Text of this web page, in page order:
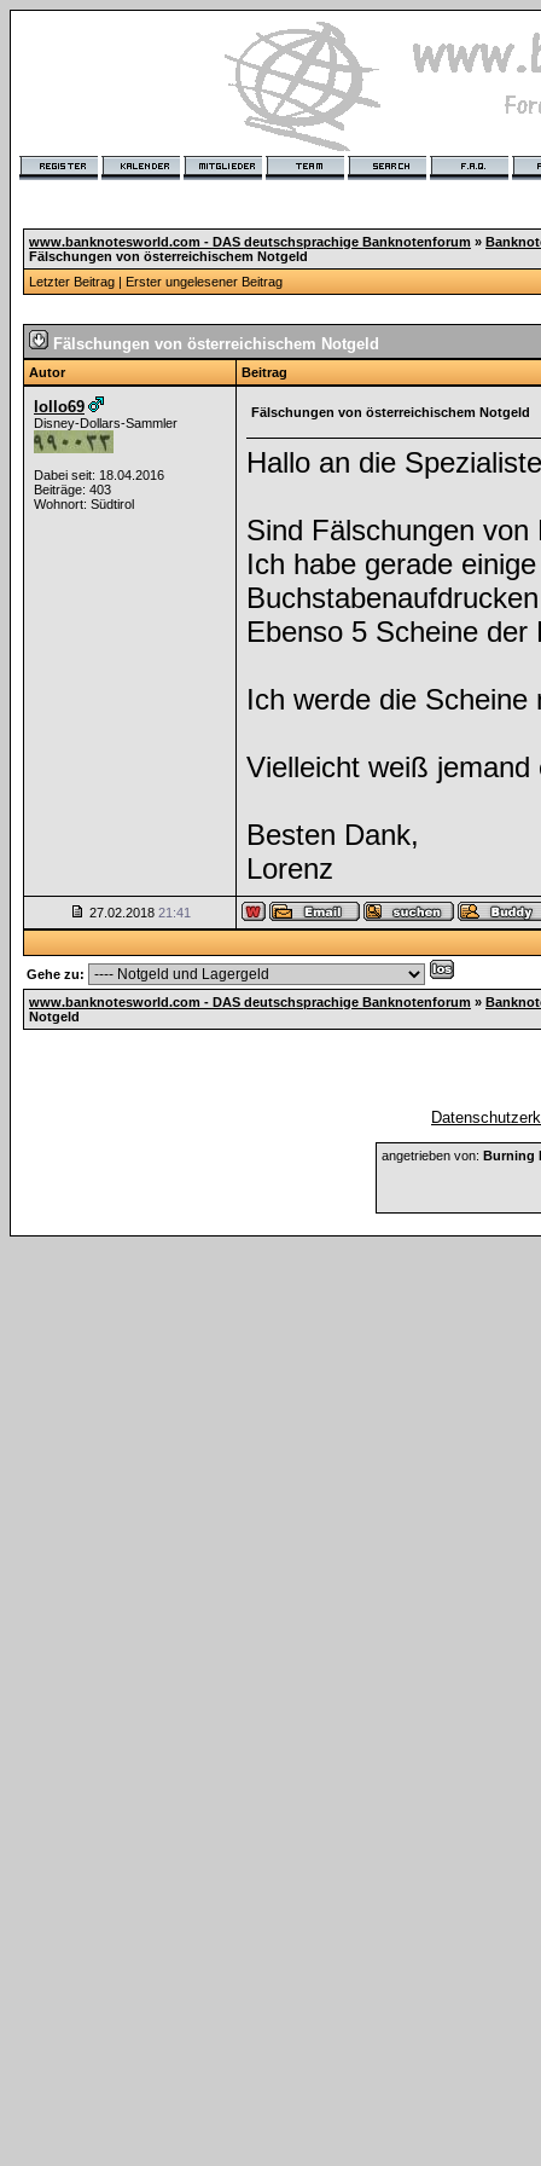
www.banknotesworld.com - DAS deutschsprachige Banknotenforum »
Fälschungen von österreichischem Notgeld
Letzter Beitrag | Erster ungelesener Beitrag
Fälschungen von österreichischem Notgeld
Autor Beitrag
lollo69
Disney-Dollars-Sammler
Dabei seit: 18.04.2016
Beiträge: 403
Wohnort: Südtirol
Fälschungen von österreichischem Notgeld
Hallo an die
Sind Fälschungen
Ich habe gerade
Ebenso 5 Scheine
Ich werde die
Vielleicht weiß jemand
Besten Dank,
Lorenz
27.02.2018 21:41
Gehe zu:
www.banknotesworld.com - DAS deutschsprachige Banknotenforum »
Notgeld
angetrieben von: Burning